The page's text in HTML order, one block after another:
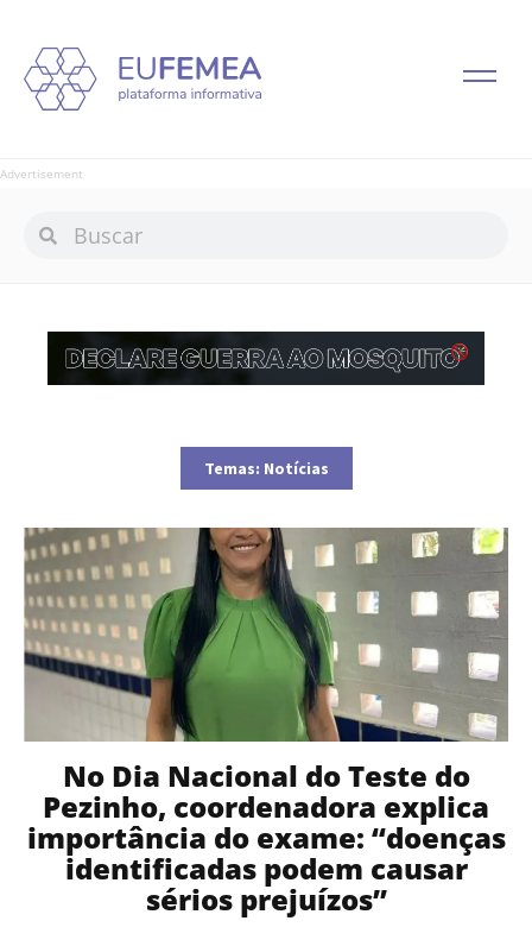
Advertisement
Temas: Notícias
No Dia Nacional do Teste do
Pezinho, coordenadora explica
importância do exame: “doenças
identificadas podem causar
sérios prejuízos”